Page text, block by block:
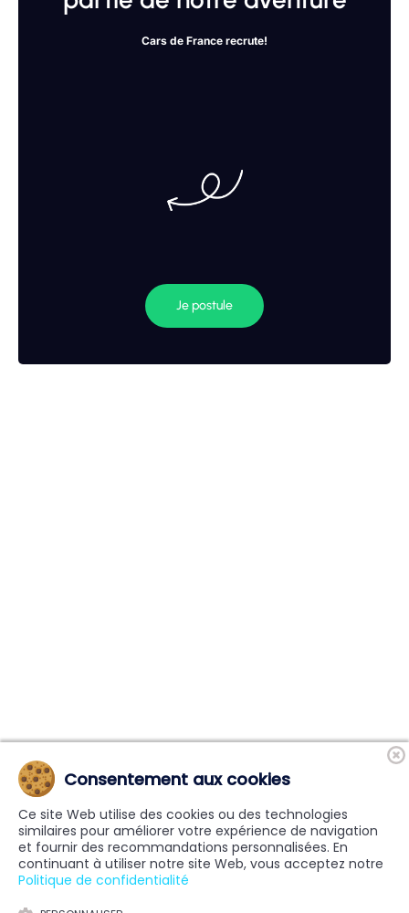
Cars de France recrute!
Je postule
Consentement aux cookies
Ce site Web utilise des cookies ou des technologies
similaires pour améliorer votre expérience de navigation
et fournir des recommandations personnalisées. En
continuant à utiliser notre site Web, vous acceptez notre
Politique de confidentialité